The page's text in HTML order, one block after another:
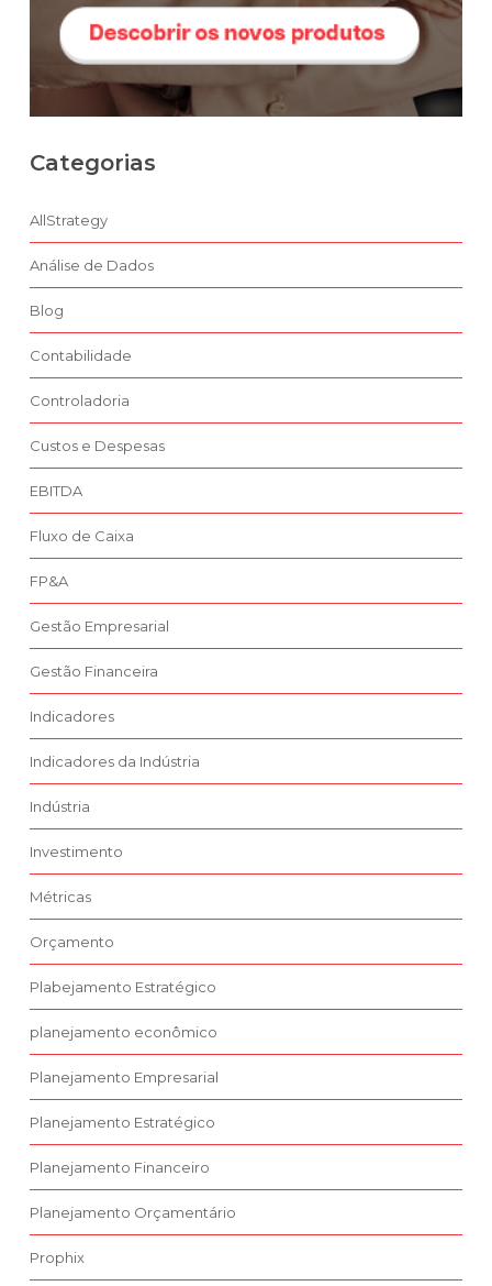
Categorias
AllStrategy
Análise de Dados
Blog
Contabilidade
Controladoria
Custos e Despesas
EBITDA
Fluxo de Caixa
FP&A
Gestão Empresarial
Gestão Financeira
Indicadores
Indicadores da Indústria
Indústria
Investimento
Métricas
Orçamento
Plabejamento Estratégico
planejamento econômico
Planejamento Empresarial
Planejamento Estratégico
Planejamento Financeiro
Planejamento Orçamentário
Prophix